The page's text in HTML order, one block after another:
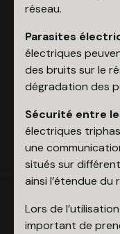
réseau.
Parasites
électriques
des bruits sur le
dégradation des
Sécurité entre
électriques
une
situés sur
ainsi l’étendue du
Lors de
important de